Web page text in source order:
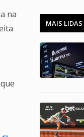
na
MAIS LIDAS